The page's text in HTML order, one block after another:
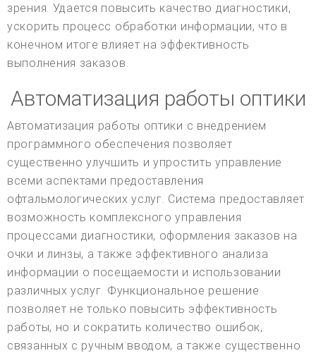
зрения. Удается повысить качество диагностики,
ускорить процесс обработки информации, что в
конечном итоге влияет на эффективность
выполнения заказов.
Автоматизация работы оптики
Автоматизация работы оптики с внедрением
программного обеспечения позволяет
существенно улучшить и упростить управление
всеми аспектами предоставления
офтальмологических услуг. Система предоставляет
возможность комплексного управления
процессами диагностики, оформления заказов на
очки и линзы, а также эффективного анализа
информации о посещаемости и использовании
различных услуг. Функциональное решение
позволяет не только повысить эффективность
работы, но и сократить количество ошибок,
связанных с ручным вводом, а также существенно